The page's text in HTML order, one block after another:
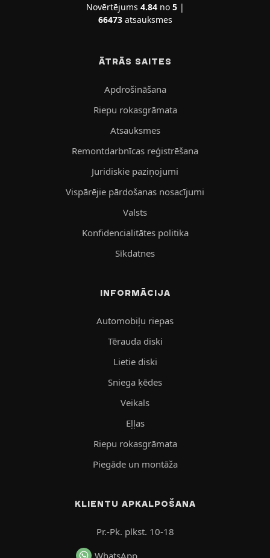
Novērtējums 4.84no 5|
66473atsauksmes
ĀTRĀS SAITES
Apdrošināšana
Riepu rokasgrāmata
Atsauksmes
Remontdarbnīcas reģistrēšana
Juridiskie paziņojumi
Vispārējie pārdošanas nosacījumi
Valsts
Konfidencialitātes politika
Sīkdatnes
INFORMĀCIJA
Automobiļu riepas
Tērauda diski
Lietie diski
Sniega ķēdes
Veikals
Eļļas
Riepu rokasgrāmata
Piegāde un montāža
KLIENTU APKALPOŠANA
Pr.-Pk. plkst. 10-18
WhatsApp